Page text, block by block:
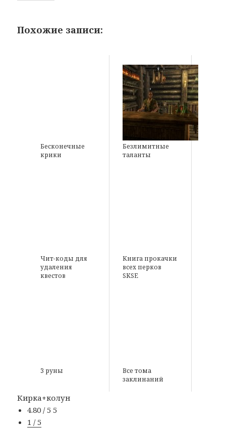
Похожие записи:
Бесконечные
крики
Безлимитные
таланты
Чит-коды для
удаления
квестов
Книга прокачки
всех перков
SKSE
3 руны
Все тома
заклинаний
Кирка+колун
4.80 / 55
1 / 5